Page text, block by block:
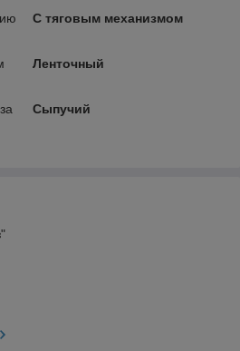
С тяговым механизмом
Ленточный
Сыпучий